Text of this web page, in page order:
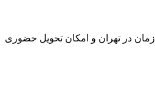
در تهران و امکان تحویل حضوری